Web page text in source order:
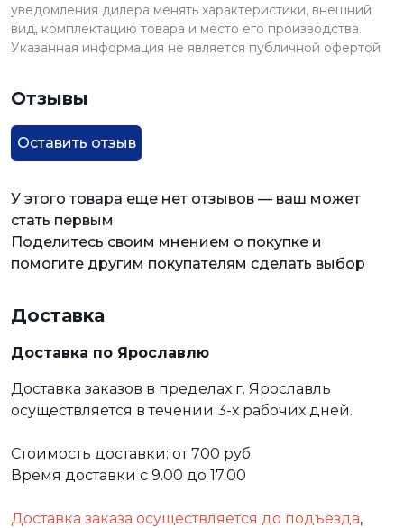
уведомления дилера менять характеристики, внешний
вид, комплектацию товара и место его производства.
Указанная информация не является публичной офертой
Отзывы
Оставить отзыв
У этого товара еще нет отзывов — ваш может
стать первым
Поделитесь своим мнением о покупке и
помогите другим покупателям сделать выбор
Доставка
Доставка по Ярославлю
Доставка заказов в пределах г. Ярославль
осуществляется в течении 3-х рабочих дней.
Стоимость доставки: от 700 руб.
Время доставки с 9.00 до 17.00
Доставка заказа осуществляется до подъезда,